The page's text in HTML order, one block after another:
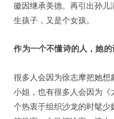
徽因继承美德。再引出孙
生孩子，又是个女孩。
作为一个不懂诗的人，她
很多人会因为徐志摩把她
小姐，也有很多人会因为
个热衷于组织沙龙的时髦